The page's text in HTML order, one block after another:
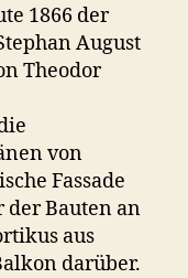
1866 der
August
Theodor
von
Fassade
Bauten an
aus
darüber.